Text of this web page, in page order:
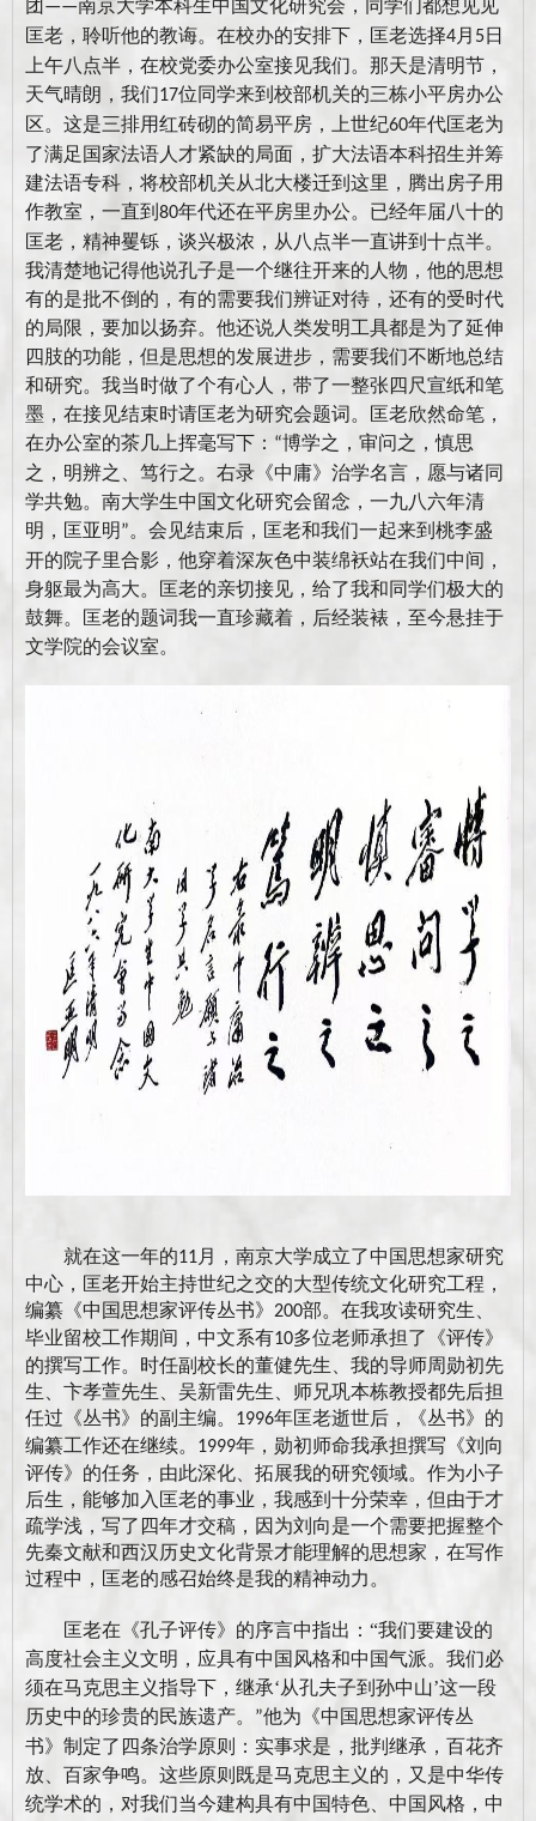
团 ——南京大学本科生中国文化研究会，同学们都想见见
匡老，聆听他的教诲。在校办的安排下，匡老选择4月 5日
上午八点半，在校党委办公室接见我们。那天是清明节，
天气晴朗，我们17位同学来到校部机关的三栋小平房办公
区。这是三排用红砖砌的简易平房，上世纪60年代匡老为
了满足国家法语人才紧缺的局面，扩大法语本科招生并筹
建法语专科，将校部机关从北大楼迁到这里，腾出房子用
作教室，一直到 80年代还在平房里办公。已经年届八十的
匡老，精神矍铄，谈兴极浓，从八点半一直讲到十点半。
我清楚地记得他说孔子是一个继往开来的人物，他的思想
有的是批不倒的，有的需要我们辨证对待，还有的受时代
的局限，要加以扬弃。他还说人类发明工具都是为了延伸
四肢的功能，但是思想的发展进步，需要我们不断地总结
和研究。我当时做了个有心人，带了一整张四尺宣纸和笔
墨，在接见结束时请匡老为研究会题词。匡老欣然命笔，
在办公室的茶几上挥毫写下： “博学之，审问之，慎思
之，明辨之、笃行之。右录《中庸》治学名言，愿与诸同
学共勉。南大学生中国文化研究会留念，一九八六年清
明，匡亚明”。会见结束后，匡老和我们一起来到桃李盛
开的院子里合影，他穿着深灰色中装绵袄站在我们中间，
身躯最为高大。匡老的亲切接见，给了我和同学们极大的
鼓舞。匡老的题词我一直珍藏着，后经装裱，至今悬挂于
文学院的会议室。
就在这一年的11月，南京大学成立了中国思想家研究
中心，匡老开始主持世纪之交的大型传统文化研究工程，
编纂《中国思想家评传丛书》 200部。在我攻读研究生、
毕业留校工作期间，中文系有10多位老师承担了《评传》
的撰写工作。时任副校长的董健先生、我的导师周勋初先
生、卞孝萱先生、吴新雷先生、师兄巩本栋教授都先后担
任过《丛书》的副主编。 1996年匡老逝世后，《丛书》的
编纂工作还在继续。 1999年，勋初师命我承担撰写《刘向
评传》的任务，由此深化、拓展我的研究领域。作为小子
后生，能够加入匡老的事业，我感到十分荣幸，但由于才
疏学浅，写了四年才交稿，因为刘向是一个需要把握整个
先秦文献和西汉历史文化背景才能理解的思想家，在写作
过程中，匡老的感召始终是我的精神动力。
匡老在《孔子评传》的序言中指出： “我们要建设的
高度社会主义文明，应具有中国风格和中国气派。我们必
须在马克思主义指导下，继承‘从孔夫子到孙中山’这一段
历史中的珍贵的民族遗产。 ”他为《中国思想家评传丛
书》制定了四条治学原则：实事求是，批判继承，百花齐
放、百家争鸣。这些原则既是马克思主义的，又是中华传
统学术的，对我们当今建构具有中国特色、中国风格，中